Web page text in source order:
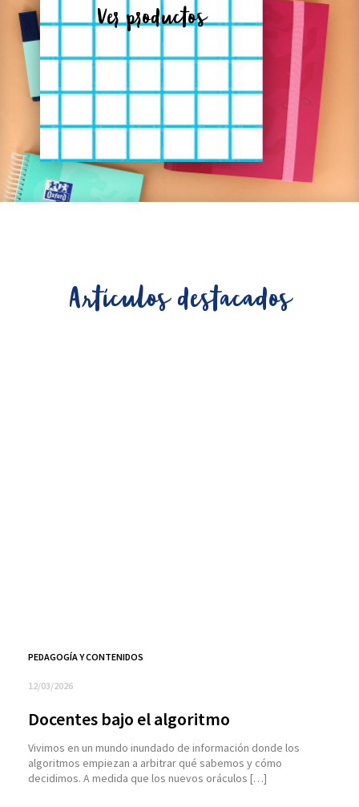
Ver productos
Artículos destacados
PEDAGOGÍA Y CONTENIDOS
12/03/2026
Docentes bajo el algoritmo
Vivimos en un mundo inundado de información donde los
algoritmos empiezan a arbitrar qué sabemos y cómo
decidimos. A medida que los nuevos oráculos […]